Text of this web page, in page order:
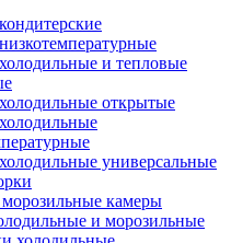
и тепловые
открытые
универсальные
камеры
и морозильные